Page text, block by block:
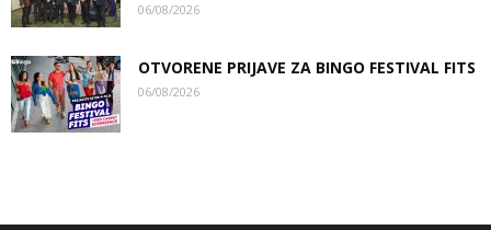
06/08/2026
OTVORENE PRIJAVE ZA BINGO FESTIVAL FITS
06/08/2026